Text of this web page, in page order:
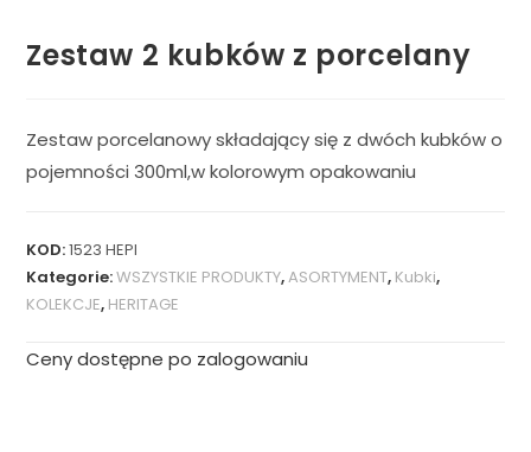
Zestaw 2 kubków z porcelany
Zestaw porcelanowy składający się z dwóch kubków o
pojemności 300ml,w kolorowym opakowaniu
KOD:1523 HEPI
Kategorie:WSZYSTKIE PRODUKTY,ASORTYMENT, Kubki,
KOLEKCJE, HERITAGE
Ceny dostępne po zalogowaniu